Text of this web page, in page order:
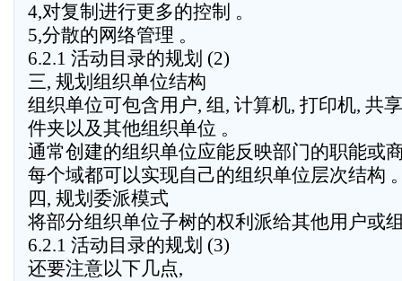
4,对复制进行更多的控制 。
5,分散的网络管理 。
6.2.1 活动目录的规划 (2)
三, 规划组织单位结构
组织单位可包含用户, 组, 计算机, 打印机, 共
件夹以及其他组织单位 。
通常创建的组织单位应能反映部门的职能或
每个域都可以实现自己的组织单位层次结构
四, 规划委派模式
将部分组织单位子树的权利派给其他用户或
6.2.1 活动目录的规划 (3)
还要注意以下几点,